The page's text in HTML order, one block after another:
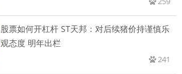
股票如何开杠杆 ST天邦：对后续猪价持谨慎乐
观态度 明年出栏
241